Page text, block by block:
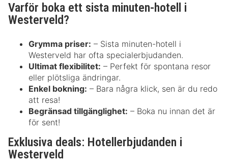
Varför boka ett sista minuten-hotell i
Westerveld?
Grymma priser: – Sista minuten-hotell i
Westerveld har ofta specialerbjudanden.
Ultimat flexibilitet: – Perfekt för spontana resor
eller plötsliga ändringar.
Enkel bokning: – Bara några klick, sen är du redo
att resa!
Begränsad tillgänglighet: – Boka nu innan det är
för sent!
Exklusiva deals: Hotellerbjudanden i
Westerveld